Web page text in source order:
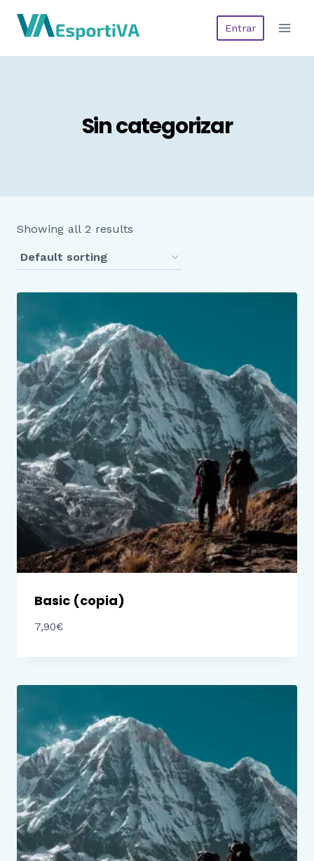
contenido
Entrar
Sin categorizar
Showing all 2 results
Basic (copia)
7,90€